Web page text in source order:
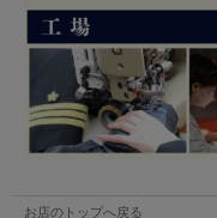
お店のトップへ戻る